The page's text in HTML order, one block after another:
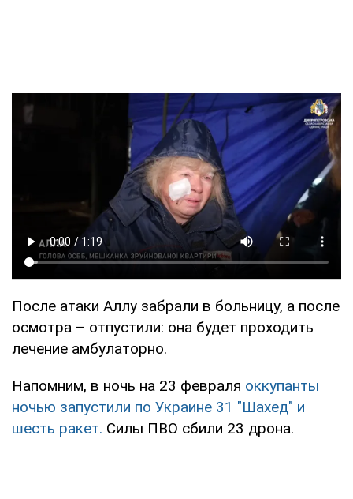
После атаки Аллу забрали в больницу, а после
осмотра – отпустили: она будет проходить
лечение амбулаторно.
Напомним, в ночь на 23 февраля оккупанты
ночью запустили по Украине 31 "Шахед" и
шесть ракет. Силы ПВО сбили 23 дрона.